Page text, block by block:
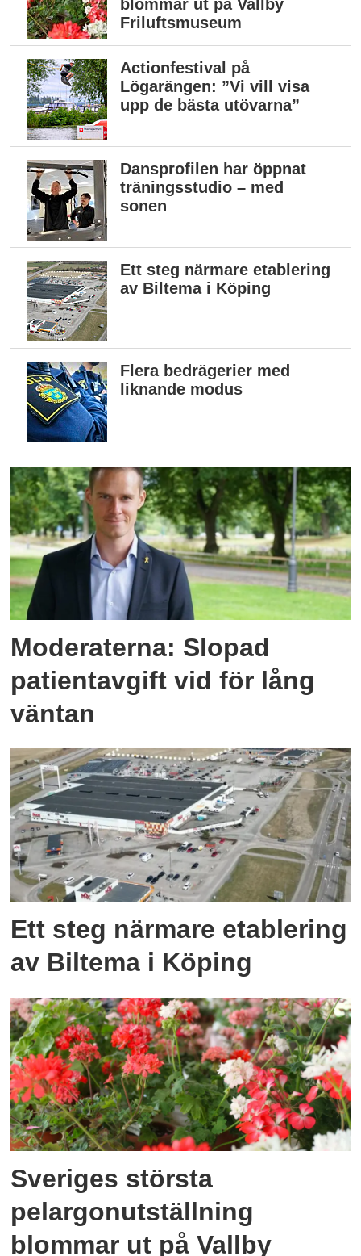
blommar ut på Vallby
Friluftsmuseum
Actionfestival på
Lögarängen: ”Vi vill visa
upp de bästa utövarna”
Dansprofilen har öppnat
träningsstudio – med
sonen
Ett steg närmare etablering
av Biltema i Köping
Flera bedrägerier med
liknande modus
Moderaterna: Slopad
patientavgift vid för lång
väntan
Ett steg närmare etablering
av Biltema i Köping
Sveriges största
pelargonutställning
blommar ut på Vallby